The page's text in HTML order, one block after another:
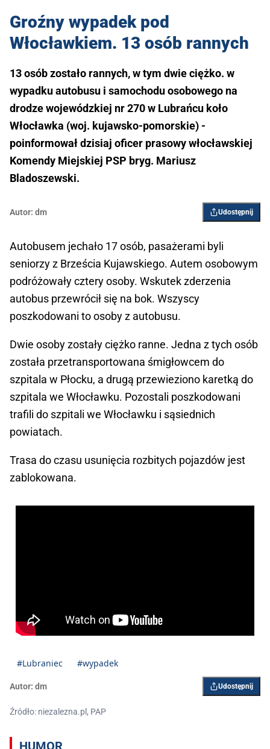
Groźny wypadek pod
Włocławkiem. 13 osób rannych
13 osób zostało rannych, w tym dwie ciężko. w
wypadku autobusu i samochodu osobowego na
drodze wojewódzkiej nr 270 w Lubrańcu koło
Włocławka (woj. kujawsko-pomorskie) -
poinformował dzisiaj oficer prasowy włocławskiej
Komendy Miejskiej PSP bryg. Mariusz
Bladoszewski.
Autor: dm Udostępnij
Autobusem jechało 17 osób, pasażerami byli
seniorzy z Brześcia Kujawskiego. Autem osobowym
podróżowały cztery osoby. Wskutek zderzenia
autobus przewrócił się na bok. Wszyscy
poszkodowani to osoby z autobusu.
Dwie osoby zostały ciężko ranne. Jedna z tych osób
została przetransportowana śmigłowcem do
szpitala w Płocku, a drugą przewieziono karetką do
szpitala we Włocławku. Pozostali poszkodowani
trafili do szpitali we Włocławku i sąsiednich
powiatach.
Trasa do czasu usunięcia rozbitych pojazdów jest
zablokowana.
#Lubraniec #wypadek
Autor: dm Udostępnij
Źródło: niezalezna.pl, PAP
HUMOR